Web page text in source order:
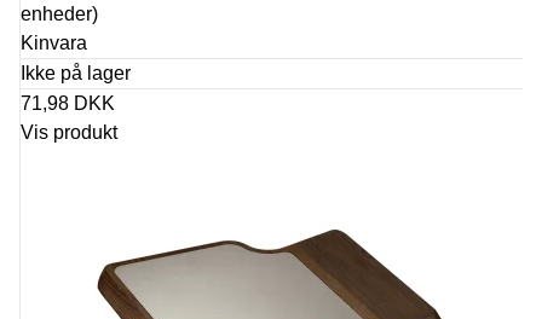
enheder)
Kinvara
Ikke på lager
71,98 DKK
Vis produkt